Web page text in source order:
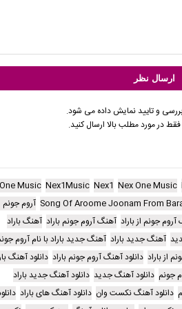
و تایید نمایش داده می شود.
در مورد مطلب بالا ارسال کنید.
Nex One Music
Nex1
Nex1Music
Music
Song Of Aroome Joonam From آروم جونم
جونم از باراد آهنگ آروم جونم باراد آهنگ باراد
آهنگ جدید باراد آهنگ جدید باراد با نام آروم
از باراد دانلود آهنگ آروم جونم باراد دانلود آهنگ
جونم دانلود آهنگ جدید دانلود آهنگ جدید باراد
دانلود آهنگ نکست وان دانلود آهنگ های باراد